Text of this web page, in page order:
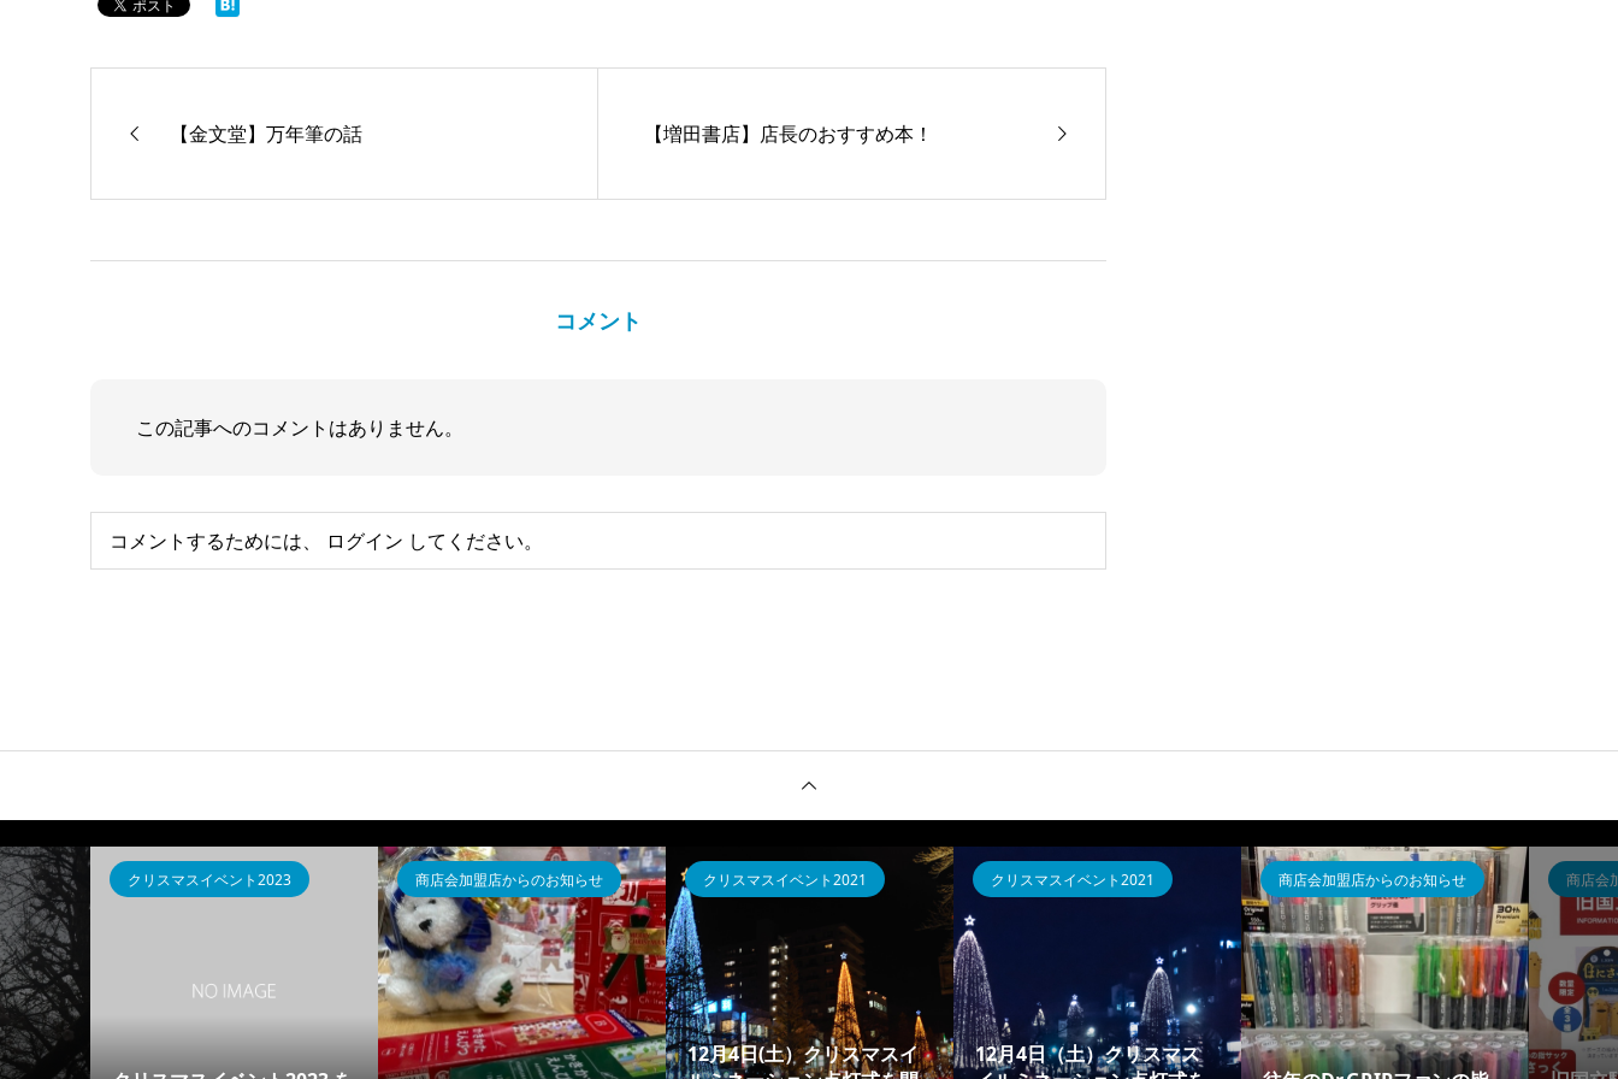
【金文堂】万年筆の話 【増田書店】店長のおすすめ本！
コメント
この記事へのコメントはありません。
コメントするためには、 ログイン してください。
クリスマスイベント2023 商店会加盟店からのお知らせ クリスマスイベント2021
12月4日(土）クリスマスイ
クリスマスイベント2021
12月4日（土）クリスマス
商店会加盟店からのお知らせ 商店会